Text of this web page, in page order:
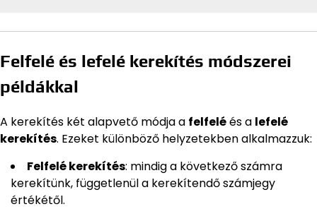
Felfelé és lefelé kerekítés módszerei
példákkal
A kerekítés két alapvető módja a felfeléés a lefelé
kerekítés. Ezeket különböző helyzetekben alkalmazzuk:
Felfelé kerekítés: mindig a következő számra
kerekítünk, függetlenül a kerekítendő számjegy
értékétől.